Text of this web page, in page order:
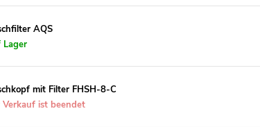
AQS
mit Filter FHSH-8-C
Verkauf ist beendet